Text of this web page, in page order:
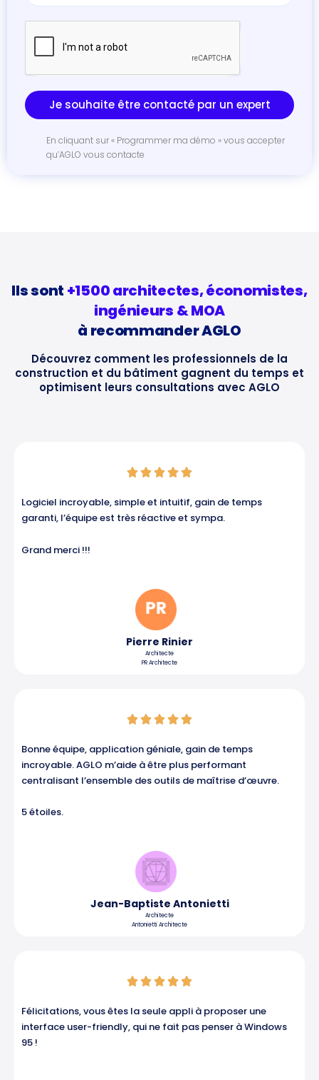
Je souhaite être contacté par un expert
En cliquant sur « Programmer ma démo » vous accepter
qu’AGLO vous contacte
Ils sont +1500 architectes, économistes,
ingénieurs & MOA
à recommander AGLO
Découvrez comment les professionnels de la
construction et du bâtiment gagnent du temps et
optimisent leurs consultations avec AGLO
5
5
Logiciel incroyable, simple et intuitif, gain de temps
garanti, l’équipe est très réactive et sympa.
Grand merci !!!
Pierre Rinier
Architecte
PR Architecte
5
5
Bonne équipe, application géniale, gain de temps
incroyable. AGLO m’aide à être plus performant
centralisant l’ensemble des outils de maîtrise d’œuvre.
5 étoiles.
Jean-Baptiste Antonietti
Architecte
Antonietti Architecte
5
5
Félicitations, vous êtes la seule appli à proposer une
interface user-friendly, qui ne fait pas penser à Windows
95 !